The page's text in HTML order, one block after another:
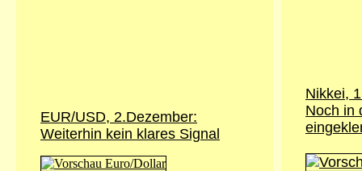
EUR/USD, 2.Dezember:
Weiterhin kein klares Signal
Nikkei,
Noch in